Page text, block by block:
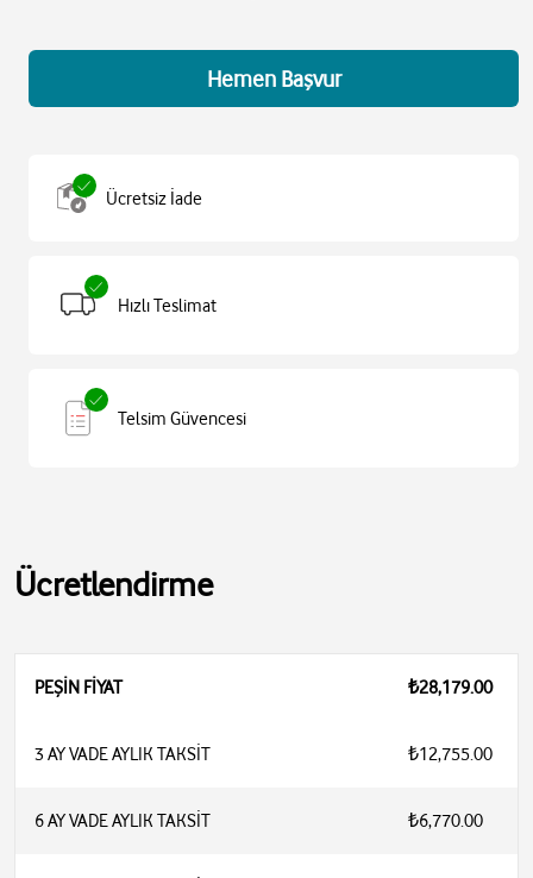
Hemen Başvur
Ücretsiz İade
Hızlı Teslimat
Telsim Güvencesi
Ücretlendirme
PEŞİN FİYAT ₺28,179.00
3 AY VADE AYLIK TAKSİT ₺12,755.00
6 AY VADE AYLIK TAKSİT ₺6,770.00